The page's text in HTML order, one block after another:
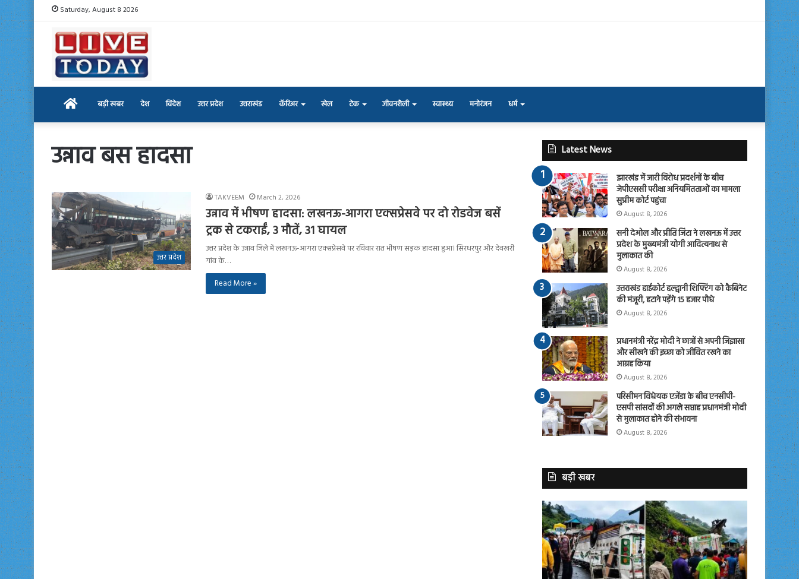
Saturday, August 8 2026
Home बड़ी खबर देश विदेश उत्तर प्रदेश उत्तराखंड कॅरिअर खेल टेक जीवनशैली स्वास्थ्य मनोरंजन धर्म
उन्नाव बस हादसा
उत्तर प्रदेश
TAKVEEM March 2, 2026
उन्नाव में भीषण हादसा: लखनऊ-आगरा एक्सप्रेसवे पर दो रोडवेज बसें
ट्रक से टकराईं, 3 मौतें, 31 घायल
उत्तर प्रदेश के उन्नाव जिले में लखनऊ-आगरा एक्सप्रेसवे पर रविवार रात भीषण सड़क हादसा हुआ। सिरधरपुर और देवखरी
गांव के…
Read More »
Latest News
झारखंड में जारी विरोध प्रदर्शनों के बीच
जेपीएससी परीक्षा अनियमितताओं का मामला
सुप्रीम कोर्ट पहुंचा
August 8, 2026
सनी देओल और प्रीति जिंटा ने लखनऊ में उत्तर
प्रदेश के मुख्यमंत्री योगी आदित्यनाथ से
मुलाकात की
August 8, 2026
उत्तराखंड हाईकोर्ट हल्द्वानी शिफ्टिंग को कैबिनेट
की मंजूरी, हटाने पड़ेंगे 15 हजार पौधे
August 8, 2026
प्रधानमंत्री नरेंद्र मोदी ने छात्रों से अपनी जिज्ञासा
और सीखने की इच्छा को जीवित रखने का
आग्रह किया
August 8, 2026
परिसीमन विधेयक एजेंडा के बीच एनसीपी-
एसपी सांसदों की अगले सप्ताह प्रधानमंत्री मोदी
से मुलाकात होने की संभावना
August 8, 2026
बड़ी खबर